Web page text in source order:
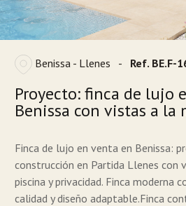
Benissa - Llenes - Ref. BE.F-
Proyecto: finca de lujo
Benissa con vistas a la
Finca de lujo en venta en Benissa:
construcción en Partida Llenes con
piscina y privacidad. Finca moderna
calidad y diseño adaptable.Finca